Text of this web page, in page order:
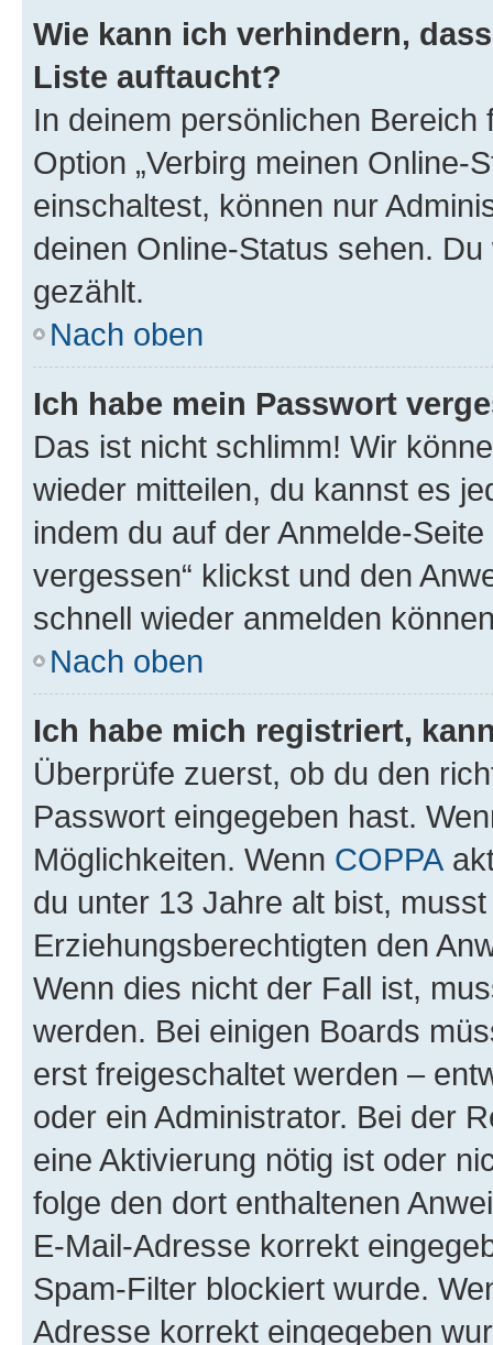
Wie kann ich verhindern,
Liste auftaucht?
In deinem persönlichen
Option „Verbirg meinen Online-
einschaltest, können nur
deinen Online-Status sehen.
gezählt.
Nach oben
Ich habe mein Passwort
Das ist nicht schlimm! Wir
wieder mitteilen, du kannst es
indem du auf der Anmelde-
vergessen“ klickst und den
schnell wieder anmelden
Nach oben
Ich habe mich registriert,
Überprüfe zuerst, ob du den
Passwort eingegeben hast.
Möglichkeiten. Wenn COPPA
du unter 13 Jahre alt bist,
Erziehungsberechtigten den
Wenn dies nicht der Fall ist,
werden. Bei einigen Boards
erst freigeschaltet werden –
oder ein Administrator. Bei der
eine Aktivierung nötig ist oder
folge den dort enthaltenen
E-Mail-Adresse korrekt
Spam-Filter blockiert wurde.
Adresse korrekt eingegeben